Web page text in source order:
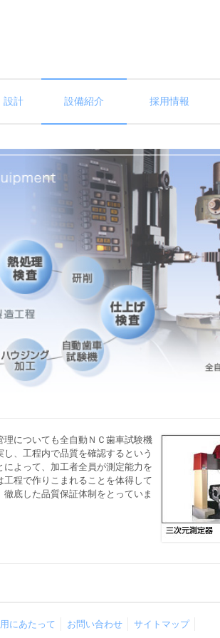
設計 設備紹介 採用情報
についても全自動ＮＣ歯車試験機
、工程内で品質を確認するという
よって、加工者全員が測定能力を
程で作りこまれることを体得して
底した品質保証体制をとっていま
にあたって お問い合わせ サイトマップ